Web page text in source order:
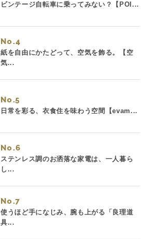
ビンテージ自転車に乗ってみない？【POI...
No.
紙を自由にかたどって、空気を飾る。【空
気...
No.
日常を彩る、衣食住を味わう空間【evam...
No.
ステンレス調のお洒落な家電は、一人暮ら
し...
No.
使うほど手になじみ、腕も上がる「良理道
具...